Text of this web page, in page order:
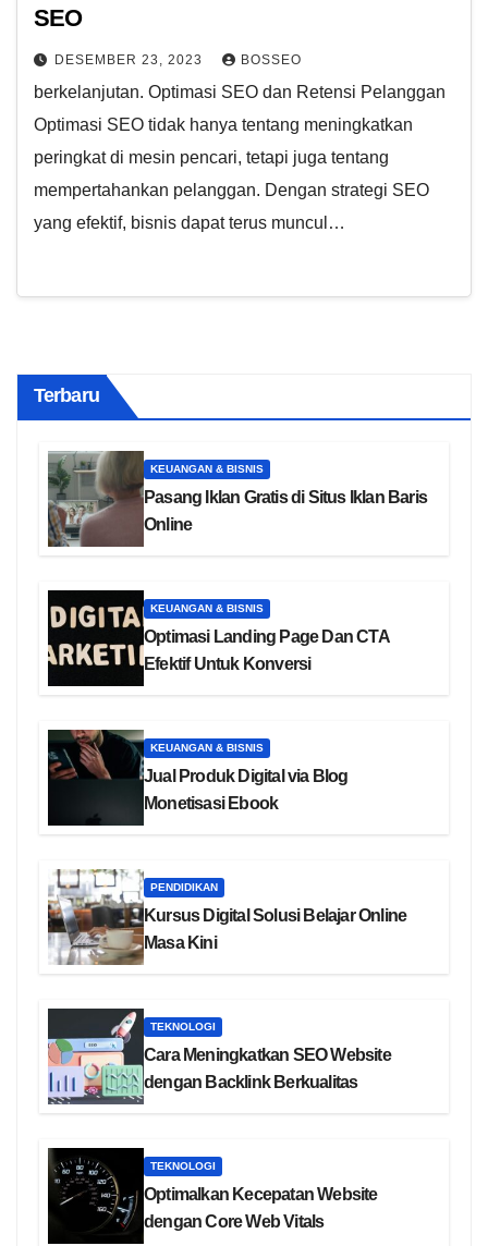
SEO
DESEMBER 23, 2023 BOSSEO
berkelanjutan. Optimasi SEO dan Retensi Pelanggan
Optimasi SEO tidak hanya tentang meningkatkan
peringkat di mesin pencari, tetapi juga tentang
mempertahankan pelanggan. Dengan strategi SEO
yang efektif, bisnis dapat terus muncul…
Terbaru
KEUANGAN & BISNIS
Pasang Iklan Gratis di Situs Iklan Baris
Online
KEUANGAN & BISNIS
Optimasi Landing Page Dan CTA
Efektif Untuk Konversi
KEUANGAN & BISNIS
Jual Produk Digital via Blog
Monetisasi Ebook
PENDIDIKAN
Kursus Digital Solusi Belajar Online
Masa Kini
TEKNOLOGI
Cara Meningkatkan SEO Website
dengan Backlink Berkualitas
TEKNOLOGI
Optimalkan Kecepatan Website
dengan Core Web Vitals